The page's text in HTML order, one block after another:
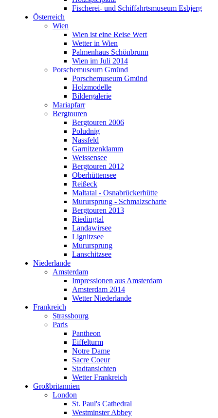
Bergtouren
Bergtouren 2006
Poludnig
Garnitzenklamm
Weissensee
Bergtouren 2012
Oberhüttensee
Maltatal - Osnabrückerhütte
Murursprung - Schmalzscharte
Bergtouren 2013
Riedingtal
Landawirsee
Lignitzsee
Murursprung
Lanschitzsee
Niederlande
Amsterdam
Impressionen aus Amsterdam
Amsterdam 2014
Wetter Niederlande
Frankreich
Strassbourg
Notre Dame
Sacre Coeur
Stadtansichten
Wetter Frankreich
Großbritannien
St. Paul's Cathedral
Westminster Abbey
Entlang der Themse
Von Old Street nach Liverpool Station
Bustour durch London
Bootstour Greenwich
Wetter in Großbritannien
Venedig (1985)
Wetter in Italien
Belgien
Brüssel (2014)
Fischerei- und Schiffahrtsmuseum Esbjerg
Österreich
Wien
Wien ist eine Reise Wert
Wetter in Wien
Palmenhaus Schönbrunn
Wien im Juli 2014
Porschemuseum Gmünd
Porschemuseum Gmünd
Holzmodelle
Bildergalerie
Mariapfarr
Bergtouren
Bergtouren 2006
Poludnig
Nassfeld
Garnitzenklamm
Weissensee
Bergtouren 2012
Oberhüttensee
Reißeck
Maltatal - Osnabrückerhütte
Murursprung - Schmalzscharte
Bergtouren 2013
Riedingtal
Landawirsee
Lignitzsee
Murursprung
Lanschitzsee
Niederlande
Amsterdam
Impressionen aus Amsterdam
Amsterdam 2014
Wetter Niederlande
Frankreich
Strassbourg
Paris
Pantheon
Eiffelturm
Notre Dame
Sacre Coeur
Stadtansichten
Wetter Frankreich
Großbritannien
London
St. Paul's Cathedral
Westminster Abbey